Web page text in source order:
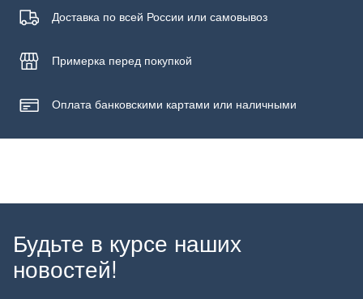
Доставка по всей России или самовывоз
Примерка перед покупкой
Оплата банковскими картами или наличными
Будьте в курсе наших
новостей!